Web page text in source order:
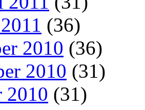
(36)
2010 (36)
2010 (31)
2010 (31)